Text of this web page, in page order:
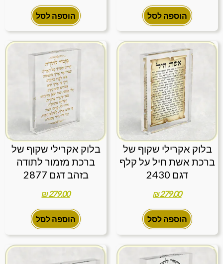
הוספה לסל הוספה לסל
בלוק אקרילי שקוף של
ברכת אשת חיל על קלף
דגם 2430
₪279.00
הוספה לסל
בלוק אקרילי שקוף של
ברכת מזמור לתודה
בזהב דגם 2877
₪279.00
הוספה לסל